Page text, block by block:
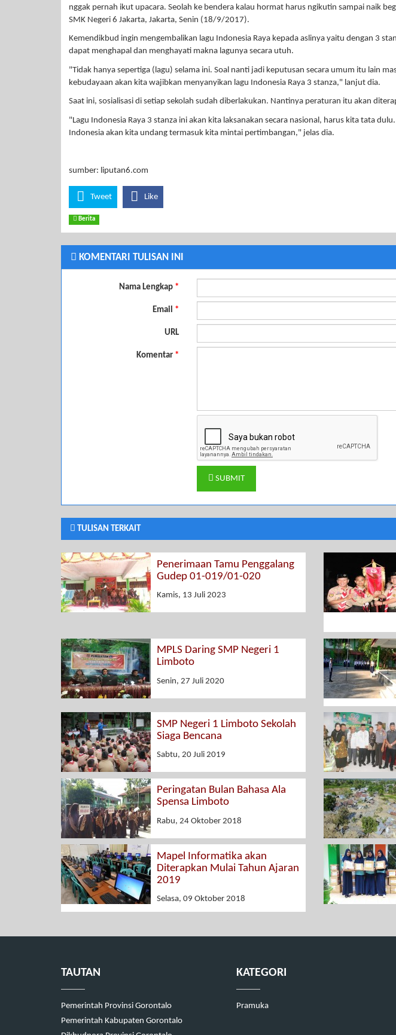
nggak pernah ikut upacara. Seolah ke bendera kalau hormat harus ngikutin sampai naik
SMK Negeri 6 Jakarta, Jakarta, Senin (18/9/2017).
Kemendikbud ingin mengembalikan lagu Indonesia Raya kepada aslinya yaitu dengan 3
dapat menghapal dan menghayati makna lagunya secara utuh.
"Tidak hanya sepertiga (lagu) selama ini. Soal nanti jadi keputusan secara umum itu lain
kebudayaan akan kita wajibkan menyanyikan lagu Indonesia Raya 3 stanza," lanjut dia.
Saat ini, sosialisasi di setiap sekolah sudah diberlakukan. Nantinya peraturan itu akan
"Lagu Indonesia Raya 3 stanza ini akan kita laksanakan secara nasional, harus kita tata
Indonesia akan kita undang termasuk kita mintai pertimbangan," jelas dia.
sumber: liputan6.com
Tweet Like
Berita
KOMENTARI TULISAN INI
Nama Lengkap *
Email *
URL
Komentar *
SUBMIT
TULISAN TERKAIT
Penerimaan Tamu Penggalang
Gudep 01-019/01-020
Kamis, 13 Juli 2023
MPLS Daring SMP Negeri 1
Limboto
Senin, 27 Juli 2020
SMP Negeri 1 Limboto Sekolah
Siaga Bencana
Sabtu, 20 Juli 2019
Peringatan Bulan Bahasa Ala
Spensa Limboto
Rabu, 24 Oktober 2018
Mapel Informatika akan
Diterapkan Mulai Tahun Ajaran
2019
Selasa, 09 Oktober 2018
TAUTAN
Pemerintah Provinsi Gorontalo
Pemerintah Kabupaten Gorontalo
KATEGORI
Pramuka